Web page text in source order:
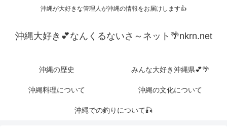
沖縄が大好きな管理人が沖縄の情報をお届けします👍
沖縄大好き💕なんくるないさ～ネット🌴nkrn.net
沖縄の歴史 みんな大好き沖縄県💕🌴
沖縄料理について 沖縄の文化について
沖縄での釣りについて🎣